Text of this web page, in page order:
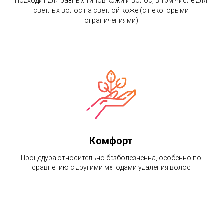
светлых волос на светлой коже (с некоторыми
ограничениями)
Комфорт
Процедура относительно безболезненна, особенно по
сравнению с другими методами удаления волос